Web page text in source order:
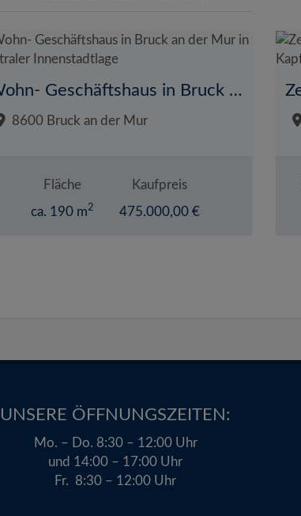
Wohn- Geschäftshaus in Bruck an der Mur in zentraler Innenstadtlage
8600 Bruck an der Mur
Fläche
ca. 190 m2
Kaufpreis
475.000,00 €
UNSERE ÖFFNUNGSZEITEN:​
Mo. – Do. 8:30 – 12:00 Uhr
und 14:00 – 17:00 Uhr
Fr. 8:30 – 12:00 Uhr